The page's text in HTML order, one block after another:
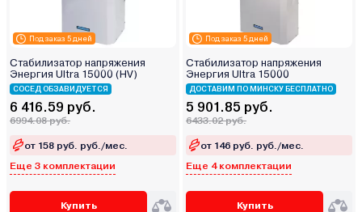
Под заказ 5 дней
Стабилизатор напряжения
Энергия Ultra 15000 (HV)
СОСЕД ОБЗАВИДУЕТСЯ
6 416.59 руб.
6994.08 руб.
от 158 руб. руб./мес.
Еще 3 комплектации
Купить
Под заказ 5 дней
Стабилизатор напряжения
Энергия Ultra 15000
ДОСТАВИМ ПО МИНСКУ БЕСПЛАТНО
5 901.85 руб.
6433.02 руб.
от 146 руб. руб./мес.
Еще 4 комплектации
Купить